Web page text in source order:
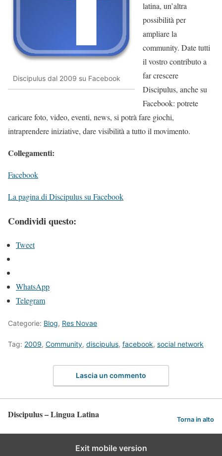
Discipulus dal 2009 su Facebook
latina, un’altra
possibilità per
ampliare la
community. Date tutti
il vostro contributo a
far crescere
Discipulus, anche su
Facebook: potrete
caricare foto, video, eventi, news, si potrà fare giochi,
intraprendere iniziative, dare visibilità a tutto il movimento.
Collegamenti:
Facebook
La pagina di Discipulus su Facebook
Condividi questo:
Tweet
WhatsApp
Telegram
Categorie: Blog, Res Novae
Tag: 2009, Community, discipulus, facebook, social network
Lascia un commento
Discipulus – Lingua Latina Torna in alto
Exit mobile version